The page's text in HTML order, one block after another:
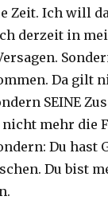
Zeit. Ich will
derzeit in
Da gilt
SEINE
nicht mehr die
Du hast
Du bist